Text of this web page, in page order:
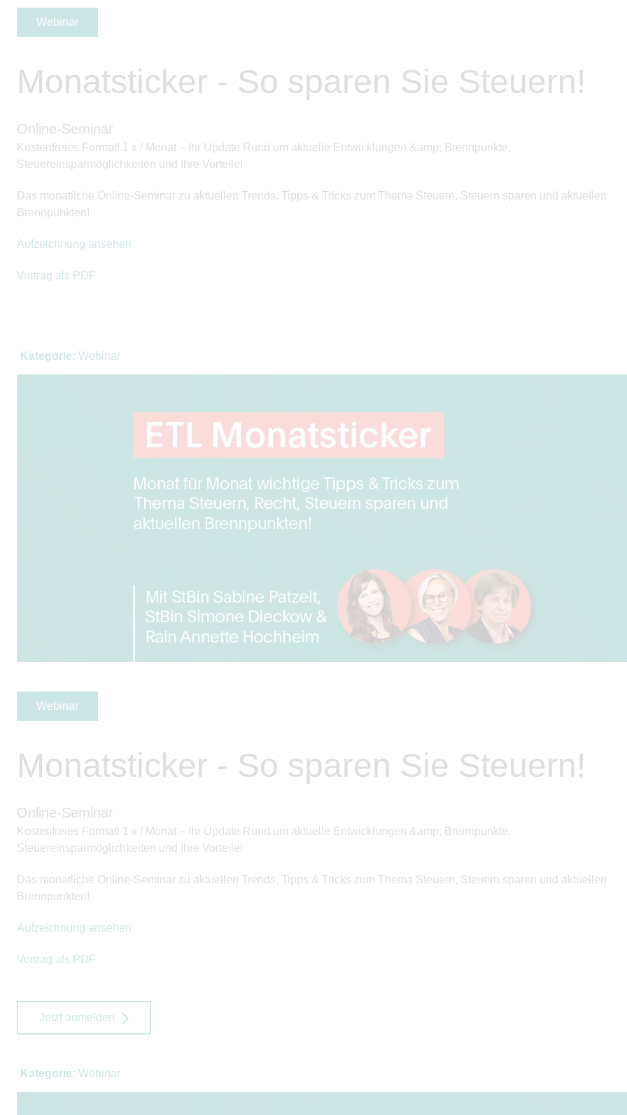
Webinar
Monatsticker - So sparen Sie Steuern!
Online-Seminar
Kostenfreies Format! 1 x / Monat – Ihr Update Rund um aktuelle Entwicklungen &amp; Brennpunkte,
Steuereinsparmöglichkeiten und Ihre Vorteile!
Das monatliche Online-Seminar zu aktuellen Trends, Tipps & Tricks zum Thema Steuern, Steuern sparen und aktuellen
Brennpunkten!
Aufzeichnung ansehen
Vortrag als PDF
Kategorie: Webinar
Webinar
Monatsticker - So sparen Sie Steuern!
Online-Seminar
Kostenfreies Format! 1 x / Monat – Ihr Update Rund um aktuelle Entwicklungen &amp; Brennpunkte,
Steuereinsparmöglichkeiten und Ihre Vorteile!
Das monatliche Online-Seminar zu aktuellen Trends, Tipps & Tricks zum Thema Steuern, Steuern sparen und aktuellen
Brennpunkten!
Aufzeichnung ansehen
Vortrag als PDF
Jetzt anmelden
Kategorie: Webinar